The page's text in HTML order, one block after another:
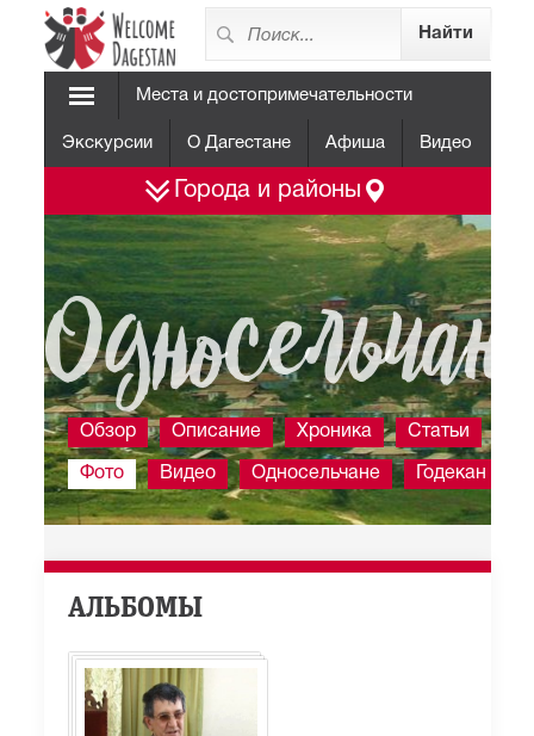
Места и достопримечательности
Экскурсии О Дагестане Афиша Видео
Города и районы
Обзор Описание Хроника Статьи
Фото Видео Односельчане Годекан
АЛЬБОМЫ